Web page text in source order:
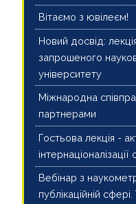
Вітаємо з ювілеєм!
Новий досвід:
запрошеного
університету
Міжнародна
партнерами
Гостьова лекція -
інтернаціоналізації
Вебінар з
публікаційній